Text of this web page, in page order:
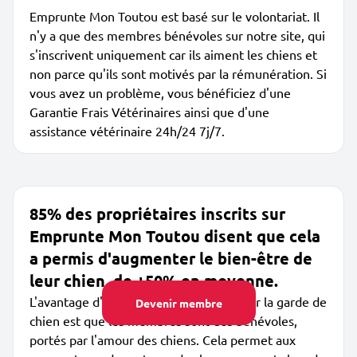
Devenir membre
Emprunte Mon Toutou est basé sur le volontariat. Il
n'y a que des membres bénévoles sur notre site, qui
s'inscrivent uniquement car ils aiment les chiens et
non parce qu'ils sont motivés par la rémunération. Si
vous avez un problème, vous bénéficiez d'une
Garantie Frais Vétérinaires ainsi que d'une
assistance vétérinaire 24h/24 7j/7.
85% des propriétaires inscrits sur
Emprunte Mon Toutou disent que cela
a permis d'augmenter le bien-être de
leur chien, de +50% en moyenne.
L'avantage d'Emprunte Mon Toutou pour la garde de
chien est que les membres sont des bénévoles,
portés par l'amour des chiens. Cela permet aux